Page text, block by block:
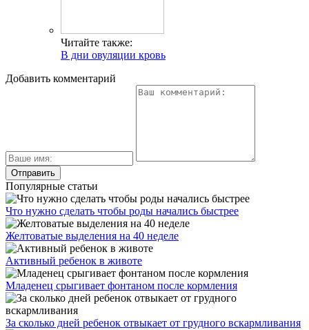
Читайте также:
В дни овуляции кровь
Добавить комментарий
Популярные статьи
Что нужно сделать чтобы роды начались быстрее
Желтоватые выделения на 40 неделе
Активный ребенок в животе
Младенец срыгивает фонтаном после кормления
За сколько дней ребенок отвыкает от грудного вскармливания